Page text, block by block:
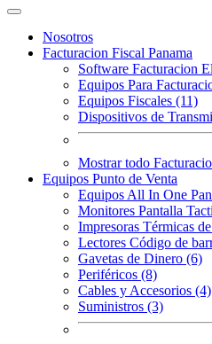
Nosotros
Facturacion Fiscal Panama
Software Facturacion
Equipos Para
Equipos Fiscales (11)
Dispositivos de
Mostrar todo
Equipos Punto de Venta
Equipos All In One
Monitores Pantalla
Impresoras Térmicas
Lectores Código de
Gavetas de Dinero (6)
Periféricos (8)
Cables y Accesorios (4)
Suministros (3)